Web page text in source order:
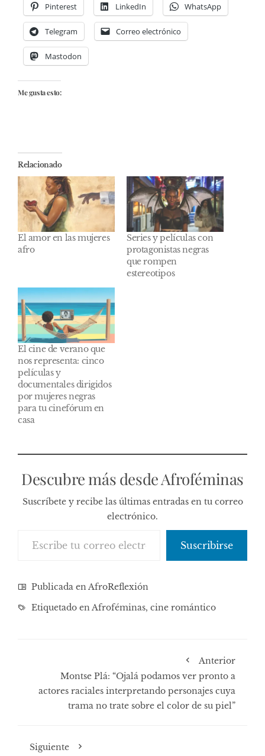
Pinterest LinkedIn WhatsApp
Telegram Correo electrónico
Mastodon
Me gusta esto:
Relacionado
El amor en las mujeres
afro
Series y películas con
protagonistas negras
que rompen
estereotipos
El cine de verano que
nos representa: cinco
películas y
documentales dirigidos
por mujeres negras
para tu cinefórum en
casa
Descubre más desde Afroféminas
Suscríbete y recibe las últimas entradas en tu correo
electrónico.
Suscribirse
Publicada enAfroReflexión
Etiquetado enAfroféminas, cine romántico
Anterior
Montse Plá: “Ojalá podamos ver pronto a
actores raciales interpretando personajes cuya
trama no trate sobre el color de su piel”
Siguiente